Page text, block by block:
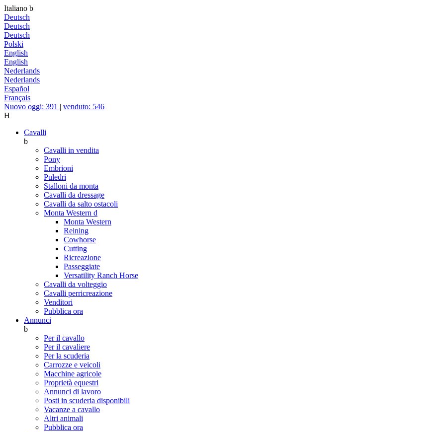
Italiano b
Deutsch
Deutsch
Deutsch
Polski
English
English
Nederlands
Nederlands
Español
Français
Nuovo oggi: 391 | venduto: 546
H
Cavalli
b
Cavalli in vendita
Pony
Embrioni
Puledri
Stalloni da monta
Cavalli da dressage
Cavalli da salto ostacoli
Monta Western d
Monta Western
Reining
Cowhorse
Cutting
Ricreazione
Passeggiate
Versatility Ranch Horse
Cavalli da volteggio
Cavalli perricreazione
Venditori
Pubblica ora
Annunci
b
Per il cavallo
Per il cavaliere
Per la scuderia
Carrozze e veicoli
Macchine agricole
Proprietà equestri
Annunci di lavoro
Posti in scuderia disponibili
Vacanze a cavallo
Altri animali
Pubblica ora